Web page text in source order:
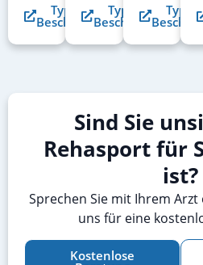
Typische
Beschwerden
Typische
Beschwerden
Sind Sie
Rehasport für
ist?
Sprechen Sie mit Ihrem
uns für eine
Kostenlose